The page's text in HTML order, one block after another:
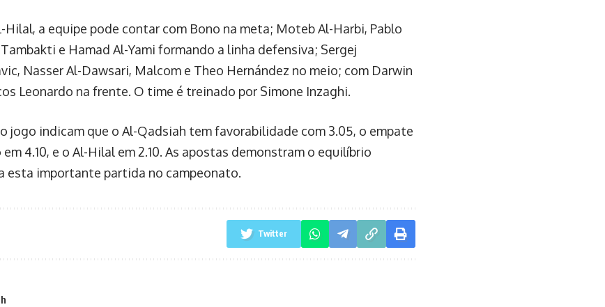
Hilal, a equipe pode contar com Bono na meta; Moteb Al-Harbi, Pablo
e Hamad Al-Yami formando a linha defensiva; Sergej
Nasser Al-Dawsari, Malcom e Theo Hernández no meio; com Darwin
Leonardo na frente. O time é treinado por Simone Inzaghi.
jogo indicam que o Al-Qadsiah tem favorabilidade com 3.05, o empate
4.10, e o Al-Hilal em 2.10. As apostas demonstram o equilíbrio
esta importante partida no campeonato.
Twitter